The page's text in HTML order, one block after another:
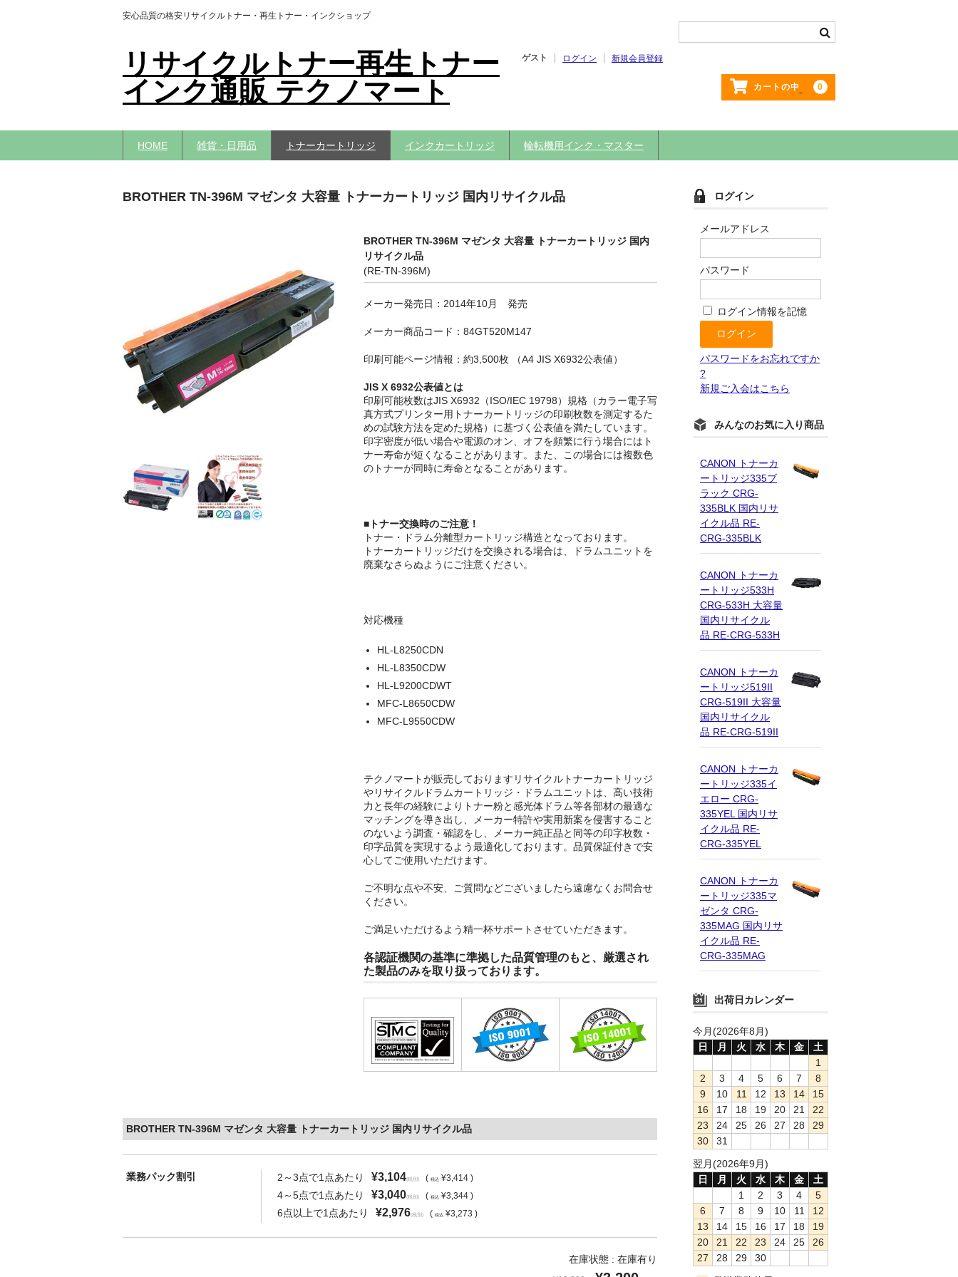
安心品質の格安リサイクルトナー・再生トナー・インクショップ
リサイクルトナー再生トナー
インク通販 テクノマート
ゲスト ログイン 新規会員登録
カートの中 0
HOME 雑貨・日用品 トナーカートリッジ インクカートリッジ 輪転機用インク・マスター
BROTHER TN-396M マゼンタ 大容量 トナーカートリッジ 国内リサイクル品
BROTHER TN-396M マゼンタ 大容量 トナーカートリッジ 国内
リサイクル品
(RE-TN-396M)
メーカー発売日： 2014年10月 発売
メーカー商品コード： 84GT520M147
印刷可能ページ情報：約3,500枚 （A4 JIS X6932公表値）
JIS X 6932公表値とは
印刷可能枚数はJIS X6932（ISO/IEC 19798）規格（カラー電子写
真方式プリンター用トナーカートリッジの印刷枚数を測定するた
めの試験方法を定めた規格）に基づく公表値を満たしています。
印字密度が低い場合や電源のオン、オフを頻繁に行う場合にはト
ナー寿命が短くなることがあります。また、この場合には複数色
のトナーが同時に寿命となることがあります。
■トナー交換時のご注意！
トナー・ドラム分離型カートリッジ構造となっております。
トナーカートリッジだけを交換される場合は、ドラムユニットを
廃棄なさらぬようにご注意ください。
対応機種
HL-L8250CDN
HL-L8350CDW
HL-L9200CDWT
MFC-L8650CDW
MFC-L9550CDW
テクノマートが販売しておりますリサイクルトナーカートリッジ
やリサイクルドラムカートリッジ・ドラムユニットは、高い技術
力と長年の経験によりトナー粉と感光体ドラム等各部材の最適な
マッチングを導き出し、メーカー特許や実用新案を侵害すること
のないよう調査・確認をし、メーカー純正品と同等の印字枚数・
印字品質を実現するよう最適化しております。品質保証付きで安
心してご使用いただけます。
ご不明な点や不安、ご質問などございましたら遠慮なくお問合せ
ください。
ご満足いただけるよう精一杯サポートさせていただきます。
各認証機関の基準に準拠した品質管理のもと、厳選され
た製品のみを取り扱っております。
BROTHER TN-396M マゼンタ 大容量 トナーカートリッジ 国内リサイクル品
業務パック割引 2～3点で1点あたり ¥3,104(税別) ( 税込 ¥3,414 )
4～5点で1点あたり ¥3,040(税別) ( 税込 ¥3,344 )
6点以上で1点あたり ¥2,976(税別) ( 税込 ¥3,273 )
在庫状態 : 在庫有り
ログイン
メールアドレス
パスワード
ログイン情報を記憶
パスワードをお忘れですか
?
新規ご入会はこちら
みんなのお気に入り商品
CANON トナーカ
ートリッジ335ブ
ラック CRG-
335BLK 国内リサ
イクル品 RE-
CRG-335BLK
CANON トナーカ
ートリッジ533H
CRG-533H 大容量
国内リサイクル
品 RE-CRG-533H
CANON トナーカ
ートリッジ519II
CRG-519II 大容量
国内リサイクル
品 RE-CRG-519II
CANON トナーカ
ートリッジ335イ
エロー CRG-
335YEL 国内リサ
イクル品 RE-
CRG-335YEL
CANON トナーカ
ートリッジ335マ
ゼンタ CRG-
335MAG 国内リサ
イクル品 RE-
CRG-335MAG
出荷日カレンダー
今月(2026年8月)
日
月 火 水 木 金
土
1
2
3 4 5 6 7
8
9
10 11 12 13 14
15
16
17 18 19 20 21
22
23
24 25 26 27 28
29
30
31
翌月(2026年9月)
日
月 火 水 木 金
土
1
2 3 4
5
6
7 8 9 10 11
12
13
14 15 16 17 18
19
20
21 22 23 24 25
26
27
28 29
30